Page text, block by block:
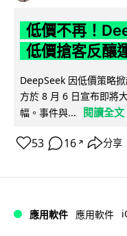
低價不再！
低價搶客反釀
DeepSeek 因低價策略
方於 8 月 6 日宣布即將
幅。事件與...
閱讀全文
53 16 ↗ 分享
應用軟件 應用軟件